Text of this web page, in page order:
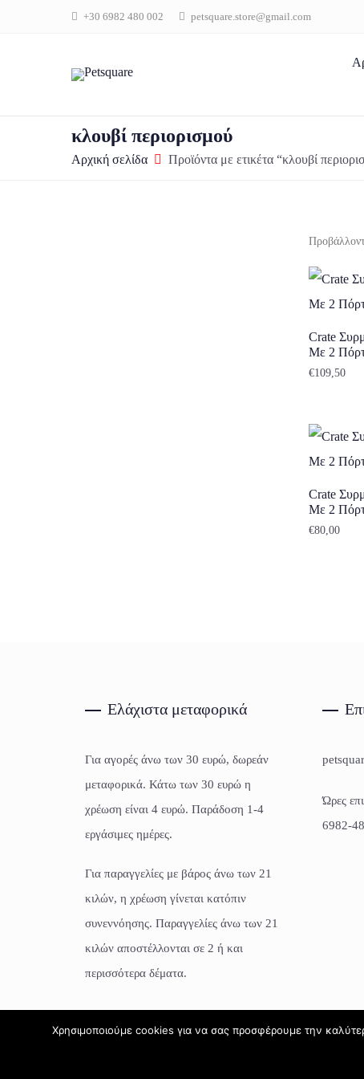
+30 6982 480 002 petsquare.store@gmail.com
κλουβί περιορισμού
Αρχική σελίδα Προϊόντα με ετικέτα “κλουβί
Crate
Με 2
€109,50
Crate
Με 2
€80,00
Ελάχιστα μεταφορικά
Για αγορές άνω των 30 ευρώ, δωρεάν
μεταφορικά. Κάτω των 30 ευρώ η
χρέωση είναι 4 ευρώ. Παράδοση 1-4
εργάσιμες ημέρες.
Για παραγγελίες με βάρος άνω των 21
κιλών, η χρέωση γίνεται κατόπιν
συνεννόησης. Παραγγελίες άνω των 21
κιλών αποστέλλονται σε 2 ή και
περισσότερα δέματα.
Ώρες
6982-
Χρησιμοποιούμε cookies για να σας προσφέρουμε την